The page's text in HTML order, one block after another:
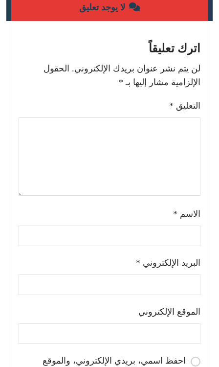
لا يوجد تعليق
اترك تعليقاً
لن يتم نشر عنوان بريدك الإلكتروني. الحقول
الإلزامية مشار إليها بـ *
التعليق *
الاسم *
البريد الإلكتروني *
الموقع الإلكتروني
احفظ اسمي، بريدي الإلكتروني، والموقع